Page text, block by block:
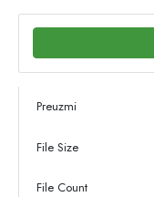
Preuzmi
File Size
File Count